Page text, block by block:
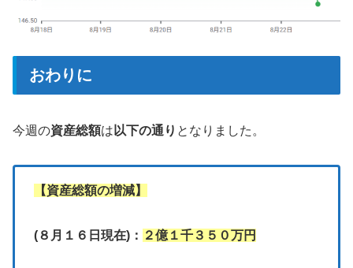
おわりに
今週の資産総額は以下の通り となりました。
【資産総額の増減】
(８月１６日現在)： ２億１千３５０万円